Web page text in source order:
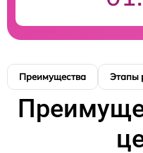
Преимущества Этапы